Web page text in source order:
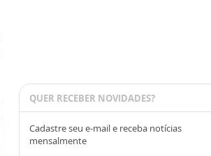
QUER RECEBER NOVIDADES?
Cadastre seu e-mail e receba notícias
mensalmente